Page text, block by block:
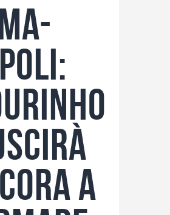
Che
Giulia
a